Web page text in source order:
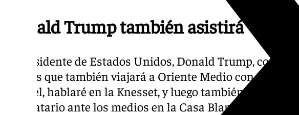
Donald Trump también asistirá
El presidente de Estados Unidos, Donald Trump,
viernes que también viajará a Oriente Medio con motivo
a Israel, hablaré en la Knesset, y luego también iré a
mandatario ante los medios en la Casa Blanca.